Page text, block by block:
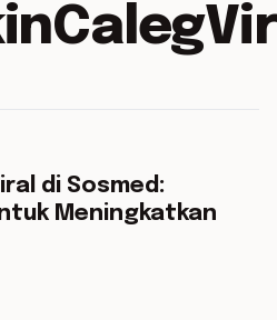
5 min read
di Sosmed:
Meningkatkan